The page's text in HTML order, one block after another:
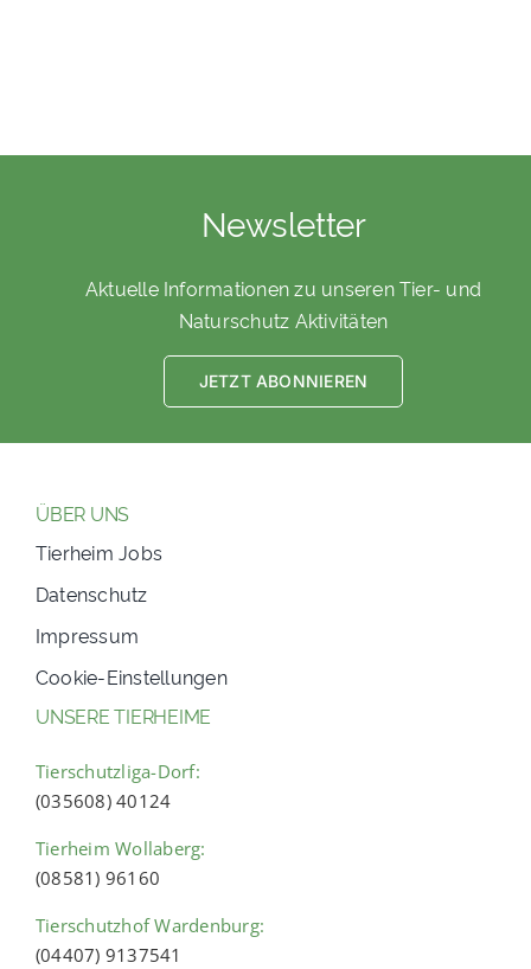
Newsletter
Aktuelle Informationen zu unseren Tier- und
Naturschutz Aktivitäten
JETZT ABONNIEREN
ÜBER UNS
Tierheim Jobs
Datenschutz
Impressum
Cookie-Einstellungen
UNSERE TIERHEIME
Tierschutzliga-Dorf:
(035608) 40124
Tierheim Wollaberg:
(08581) 96160
Tierschutzhof Wardenburg:
(04407) 9137541